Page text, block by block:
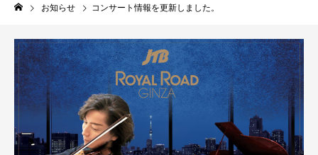
お知らせ コンサート情報を更新しました。